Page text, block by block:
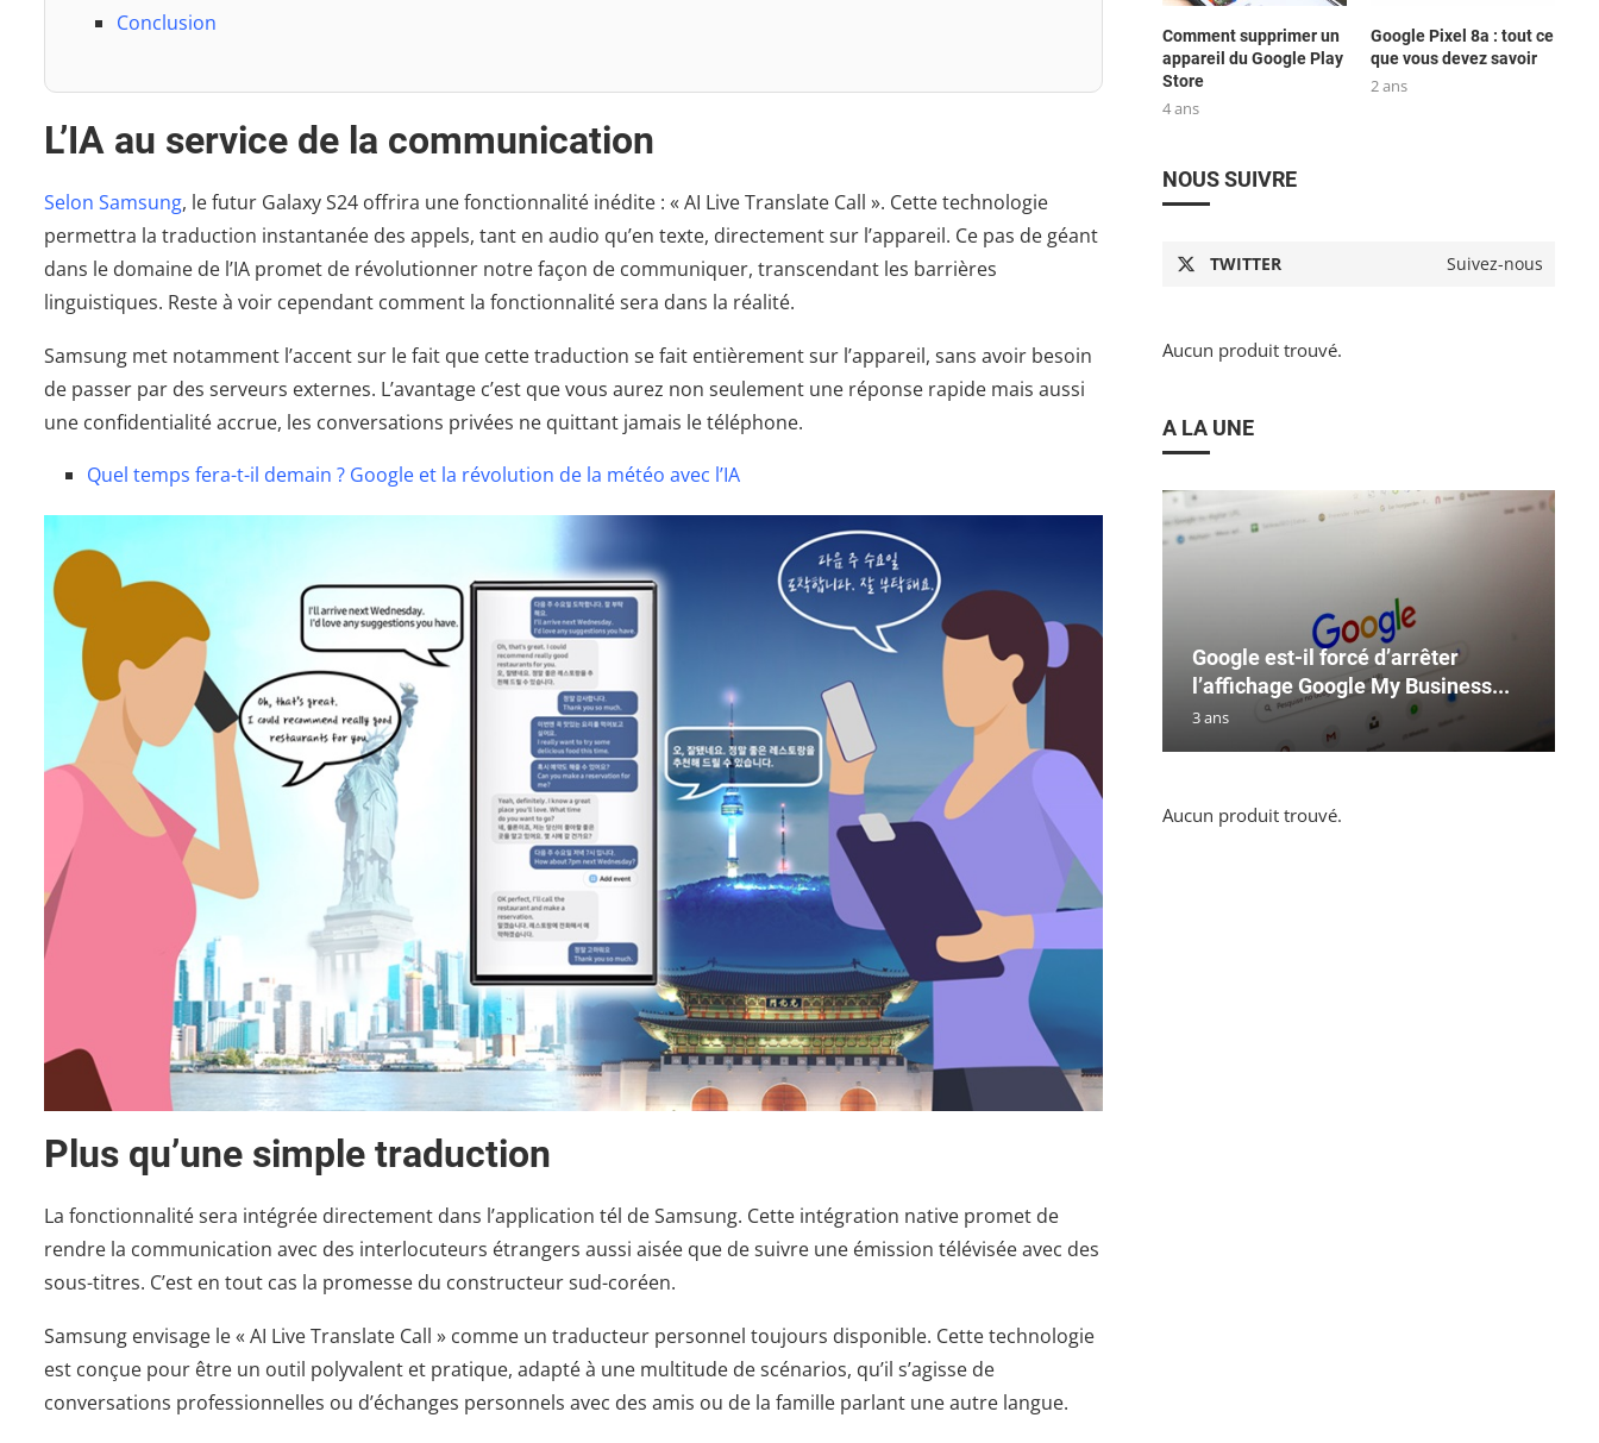
Conclusion
L’IA au service de la communication
Selon Samsung, le futur Galaxy S24 offrira une fonctionnalité inédite : « AI Live Translate Call ». Cette technologie
permettra la traduction instantanée des appels, tant en audio qu’en texte, directement sur l’appareil. Ce pas de géant
dans le domaine de l’IA promet de révolutionner notre façon de communiquer, transcendant les barrières
linguistiques. Reste à voir cependant comment la fonctionnalité sera dans la réalité.
Samsung met notamment l’accent sur le fait que cette traduction se fait entièrement sur l’appareil, sans avoir besoin
de passer par des serveurs externes. L’avantage c’est que vous aurez non seulement une réponse rapide mais aussi
une confidentialité accrue, les conversations privées ne quittant jamais le téléphone.
Quel temps fera-t-il demain ? Google et la révolution de la météo avec l’IA
Plus qu’une simple traduction
La fonctionnalité sera intégrée directement dans l’application tél de Samsung. Cette intégration native promet de
rendre la communication avec des interlocuteurs étrangers aussi aisée que de suivre une émission télévisée avec des
sous-titres. C’est en tout cas la promesse du constructeur sud-coréen.
Samsung envisage le « AI Live Translate Call » comme un traducteur personnel toujours disponible. Cette technologie
est conçue pour être un outil polyvalent et pratique, adapté à une multitude de scénarios, qu’il s’agisse de
conversations professionnelles ou d’échanges personnels avec des amis ou de la famille parlant une autre langue.
Comment supprimer un
appareil du Google Play
Store
4 ans
Google Pixel 8a : tout ce
que vous devez savoir
2 ans
NOUS SUIVRE
TWITTER Suivez-nous
Aucun produit trouvé.
A LA UNE
Google est-il forcé d’arrêter
l’affichage Google My Business...
3 ans
Aucun produit trouvé.